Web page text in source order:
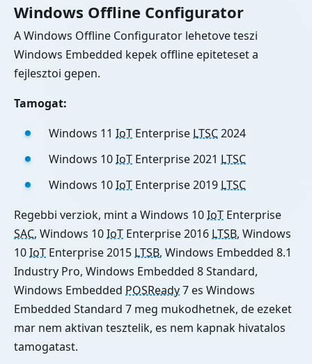
Windows Offline Configurator
A Windows Offline Configurator lehetove teszi
Windows Embedded kepek offline epiteteset a
fejlesztoi gepen.
Tamogat:
Windows 11 IoT Enterprise LTSC2024
Windows 10IoT Enterprise 2021 LTSC
Windows 10IoT Enterprise 2019 LTSC
Regebbi verziok, mint a Windows 10IoT Enterprise
SAC, Windows 10IoT Enterprise 2016 LTSB, Windows
10IoT Enterprise 2015 LTSB, Windows Embedded 8.1
Industry Pro, Windows Embedded 8 Standard,
Windows Embedded POSReady7 es Windows
Embedded Standard 7 meg mukodhetnek, de ezeket
mar nem aktivan tesztelik, es nem kapnak hivatalos
tamogatast.